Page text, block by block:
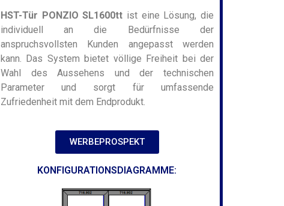
HSTEME C
HST-Tür PONZIO SL1600tt ist eine Lösung, die
individuell an die Bedürfnisse der
anspruchsvollsten Kunden angepasst werden
kann. Das System bietet völlige Freiheit bei der
Wahl des Aussehens und der technischen
Parameter und sorgt für umfassende
Zufriedenheit mit dem Endprodukt.
WERBEPROSPEKT
KONFIGURATIONSDIAGRAMME: